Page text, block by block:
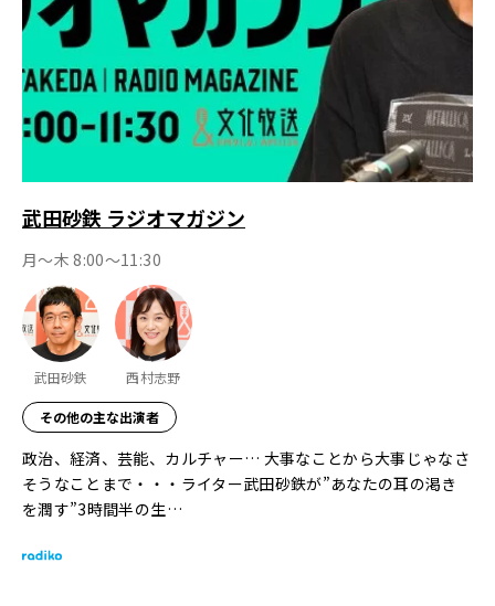
武田砂鉄 ラジオマガジン
月～木 8:00～11:30
武田砂鉄 西村志野
その他の主な出演者
政治、経済、芸能、カルチャー… 大事なことから大事じゃなさ
そうなことまで・・・ライター武田砂鉄が”あなたの耳の渇き
を潤す”3時間半の生…